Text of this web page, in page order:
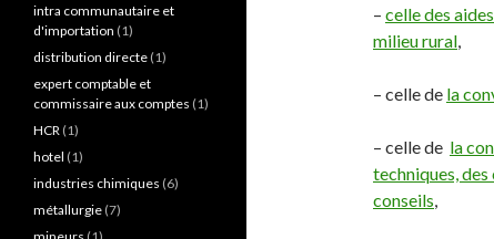
– celle des
milieu rural,
– celle de la
– celle de la
techniques,
conseils,
intra communautaire et
d'importation (1)
distribution directe (1)
expert comptable et
commissaire aux comptes (1)
HCR (1)
hotel (1)
industries chimiques (6)
métallurgie (7)